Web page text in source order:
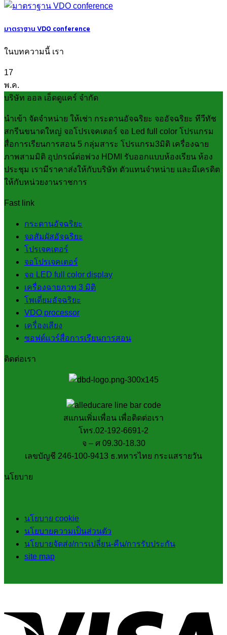
มาตราฐาน VDO conference
ในบทความนี้ เรา
17
พ.ค.
บริษัท ออล เอ็ดดูแคร์ จำกัด
นำเข้า จัดจำหน่าย ให้เช่า กระดานอัจฉริยะ จออัจฉริยะ ทีวีทัช
สกรีนขนาดใหญ่ จอโปรเจคเตอร์ จอ Led full color โปรแกรม
สื่อการเรียนการสอน 5 กลุ่มสาระ โปรแกรม3มิติ เครื่องฉาย
ภาพสามมิติ อุปกรณ์ต่อพ่วง HDMI รับออกแบบห้องเรียน ห้อง
ประชุม เรามีราคาส่งให้กับบริษัท ตัวแทนจำหน่าย และมีเครดิต
ให้กับหน่วยงานราชการ
Fast link
กระดานอัจฉริยะ
จอสัมผัสอัจฉริยะ
โปรเจคเตอร์
จอโปรเจคเตอร์
จอ LED full color display
เครื่องฉายภาพ 3 มิติ
โพเดี่ยมอัจฉริยะ
VDO processor
เครื่องเสียง
ซอฟต์แวร์สื่อการเรียนการสอน
ติดต่อเรา
สแกนเพิ่มเพื่อน เพื่อติดต่อเรา
โทร.02-192-6691-2
จ – ศ 09.30-18.30
เลขบัญชี 246-100-9413 ธ.ทหารไทย กระแสรายวัน
นโยบาย
นโยบาย cookie
นโยบายความเป็นส่วนตัว
นโยบายจัดส่ง/การเปลี่ยน-คืน/การรับประกัน
site map